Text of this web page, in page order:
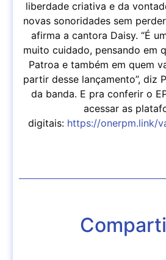
liberdade criativa e da
novas sonoridades sem
afirma a cantora Daisy. “É
muito cuidado, pensando em
Patroa e também em quem
partir desse lançamento”, diz
da banda. E pra conferir o
acessar as
digitais: https://onerpm.link/